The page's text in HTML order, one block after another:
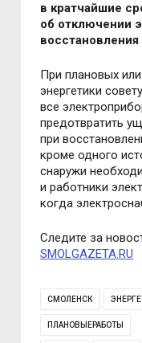
в кратчайшие
об отключении
При плановых
энергетики
все
предотвратить
при
кроме одного
снаружи
и работники
когда
Следите за
SMOLGAZETA.RU
СМОЛЕНСК
ПЛАНОВЫЕРАБОТЫ